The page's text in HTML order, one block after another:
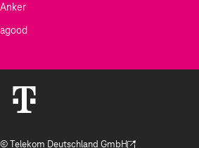
Anker
agood
© Telekom Deutschland GmbH